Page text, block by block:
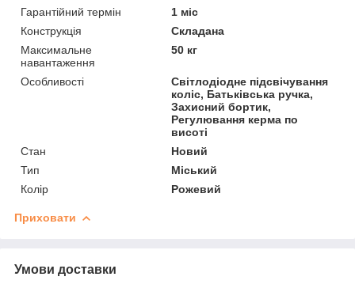
Гарантійний термін
1 міс
Конструкція
Складана
Максимальне
навантаження
50 кг
Особливості
Світлодіодне підсвічування
коліс, Батьківська ручка,
Захисний бортик,
Регулювання керма по
висоті
Стан
Новий
Тип
Міський
Колір
Рожевий
Приховати
Умови доставки